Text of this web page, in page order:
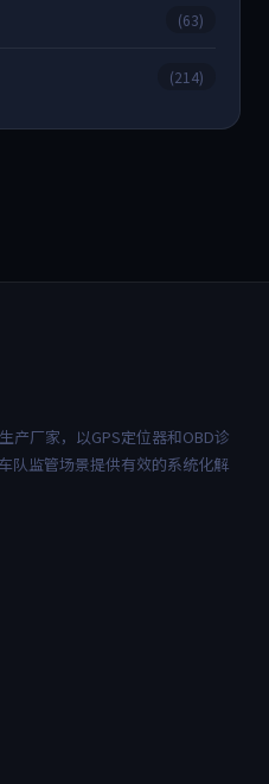
(63)
(214)
产厂家，以GPS定位器和OBD诊
队监管场景提供有效的系统化解